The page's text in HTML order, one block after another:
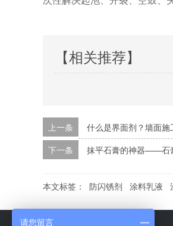
【相关推荐】
上一条
什么是界面剂？墙面
下一条 抹平石膏的神器——石
本文标签： 防闪锈剂 涂料乳液
请您留言